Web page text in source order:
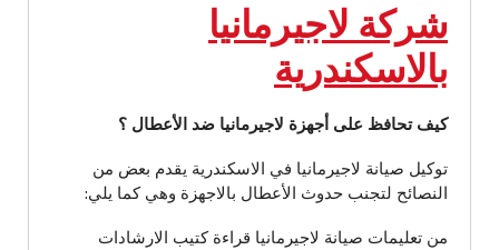
شركة لاجيرمانيا
بالاسكندرية
كيف تحافظ على أجهزة لاجيرمانيا ضد الأعطال ؟
توكيل صيانة لاجيرمانيا في الاسكندرية يقدم بعض من
النصائح لتجنب حدوث الأعطال بالاجهزة وهي كما يلي:
من تعليمات صيانة لاجيرمانيا قراءة كتيب الارشادات